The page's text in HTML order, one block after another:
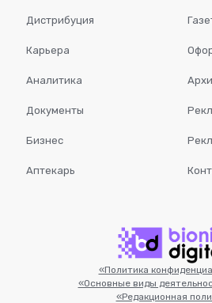
«Политика
«Основные виды
«Редакционная
Дистрибуция
Карьера
Аналитика
Документы
Бизнес
Аптекарь